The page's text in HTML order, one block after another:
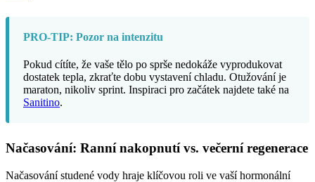
PRO-TIP: Pozor na intenzitu
Pokud cítíte, že vaše tělo po sprše nedokáže vyprodukovat
dostatek tepla, zkraťte dobu vystavení chladu. Otužování je
maraton, nikoliv sprint. Inspiraci pro začátek najdete také na
Sanitino.
Načasování: Ranní nakopnutí vs. večerní regenerace
Načasování studené vody hraje klíčovou roli ve vaší hormonální